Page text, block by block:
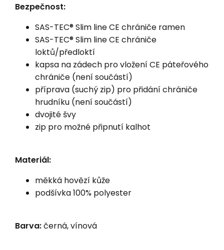
Bezpečnost:
SAS-TEC® Slim line CE chrániče ramen
SAS-TEC® Slim line CE chrániče
loktů/předloktí
kapsa na zádech pro vložení CE páteřového
chrániče (není součástí)
příprava (suchý zip) pro přidání chrániče
hrudníku (není součástí)
dvojité švy
zip pro možné připnutí kalhot
Materiál:
měkká hovězí kůže
podšívka 100% polyester
Barva:černá, vínová